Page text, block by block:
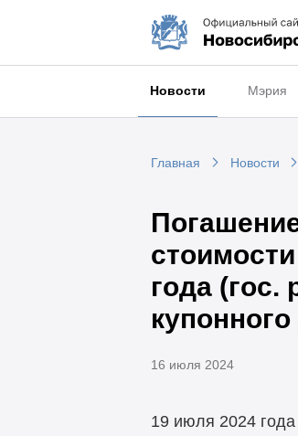
Новости Мэрия
Главная Новости
года
16 июля 2024
19 июля 2024 года